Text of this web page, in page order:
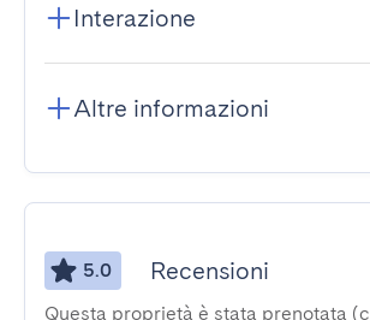
Interazione
Altre informazioni
5.0 Recensioni
Questa proprietà è stata prenotata